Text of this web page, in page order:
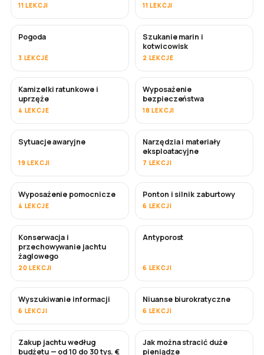
11 LEKCJI 11 LEKCJI
Pogoda
3 LEKCJE
Szukanie marin i
kotwicowisk
2 LEKCJE
Kamizelki ratunkowe i
uprzęże
4 LEKCJE
Wyposażenie
bezpieczeństwa
18 LEKCJI
Sytuacje awaryjne
19 LEKCJI
Narzędzia i materiały
eksploatacyjne
7 LEKCJI
Wyposażenie pomocnicze
4 LEKCJE
Ponton i silnik zaburtowy
6 LEKCJI
Konserwacja i
przechowywanie jachtu
żaglowego
20 LEKCJI
WKRÓTCE
Antyporost
6 LEKCJI
Wyszukiwanie informacji
6 LEKCJI
Niuanse biurokratyczne
6 LEKCJI
WKRÓTCE
Zakup jachtu według
budżetu — od 10 do 30 tys. €
WKRÓTCE
Jak można stracić duże
pieniądze